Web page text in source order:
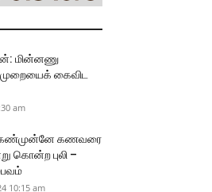
மின்னணு
முறையைக் கைவிட
am
கண்முன்னே கணவரை
கொன்ற புலி –
10:15 am